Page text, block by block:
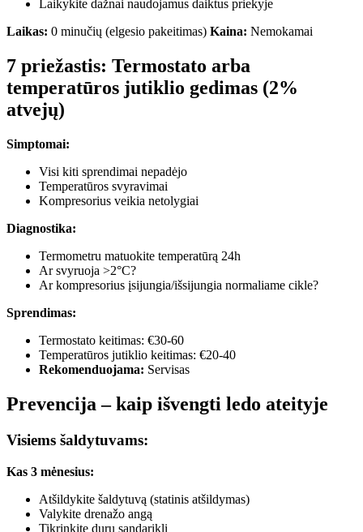
Laikykite dažnai naudojamus daiktus priekyje
Laikas: 0 minučių (elgesio pakeitimas) Kaina: Nemokamai
7 priežastis: Termostato arba
temperatūros jutiklio gedimas (2%
atvejų)
Simptomai:
Visi kiti sprendimai nepadėjo
Temperatūros svyravimai
Kompresorius veikia netolygiai
Diagnostika:
Termometru matuokite temperatūrą 24h
Ar svyruoja >2°C?
Ar kompresorius įsijungia/išsijungia normaliame cikle?
Sprendimas:
Termostato keitimas: €30-60
Temperatūros jutiklio keitimas: €20-40
Rekomenduojama: Servisas
Prevencija – kaip išvengti ledo ateityje
Visiems šaldytuvams:
Kas 3 mėnesius:
Atšildykite šaldytuvą (statinis atšildymas)
Valykite drenažo angą
Tikrinkite durų sandariklį